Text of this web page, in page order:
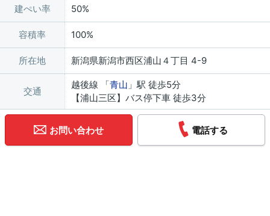
建ぺい率 50%
容積率 100%
所在地 新潟県新潟市西区浦山４丁目 4-9
交通
越後線 「青山 」駅 徒歩5分
【浦山三区】バス停下車 徒歩3分
お問い合わせ 電話する